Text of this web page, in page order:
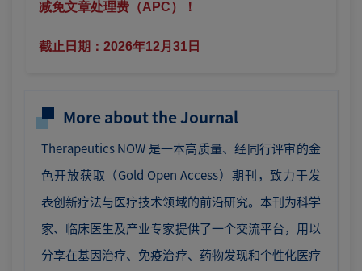
减免文章处理费（APC）！
截止日期：2026年12月31日
More about the Journal
Therapeutics NOW 是一本高质量、经同行评审的金
色开放获取（Gold Open Access）期刊，致力于发
表创新疗法与医疗技术领域的前沿研究。本刊为科学
家、临床医生及产业专家提供了一个交流平台，用以
分享在基因治疗、免疫治疗、药物发现和个性化医疗